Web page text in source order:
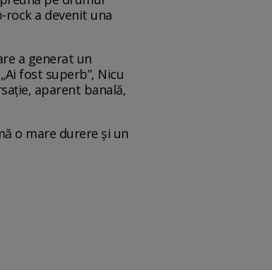
rock a devenit una
a generat un
fost superb”, Nicu
aparent banală,
o mare durere și un